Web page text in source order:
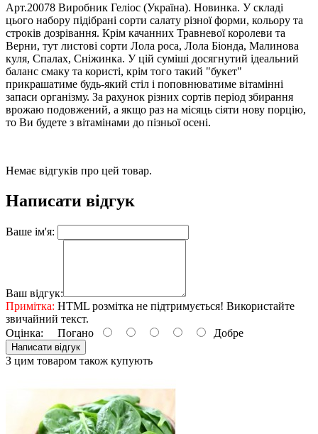
Арт.20078 Виробник Геліос (Україна). Новинка. У складі
цього набору підібрані сорти салату різної форми, кольору та
строків дозрівання. Крім качанних Травневої королеви та
Верни, тут листові сорти Лола роса, Лола Біонда, Малинова
куля, Спалах, Сніжинка. У цій суміші досягнутий ідеальний
баланс смаку та користі, крім того такий "букет"
прикрашатиме будь-який стіл і поповнюватиме вітамінні
запаси організму. За рахунок різних сортів період збирання
врожаю подовжений, а якщо раз на місяць сіяти нову порцію,
то Ви будете з вітамінами до пізньої осені.
Немає відгуків про цей товар.
Написати відгук
Ваше ім'я:
Ваш відгук:
Примітка: HTML розмітка не підтримується! Використайте
звичайний текст.
Оцінка: Погано Добре
Написати відгук
З цим товаром також купують